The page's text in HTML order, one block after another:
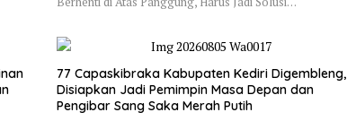
77 Capaskibraka Kabupaten Kediri Digembleng,
Disiapkan Jadi Pemimpin Masa Depan dan
Pengibar Sang Saka Merah Putih